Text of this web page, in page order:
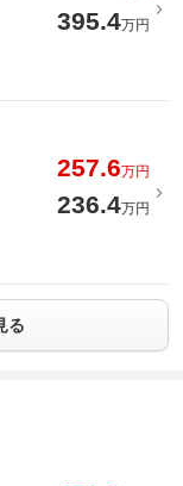
395.4万円
257.6万円
236.4万円
る